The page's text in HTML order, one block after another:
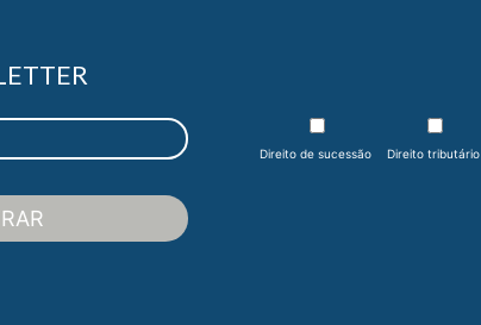
Direito de sucessão Direito tributário